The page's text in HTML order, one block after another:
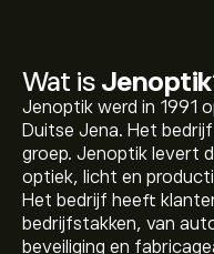
Wat is Jenoptik
Jenoptik werd in 1991
Duitse Jena. Het
groep. Jenoptik levert
optiek, licht en
Het bedrijf heeft
bedrijfstakken, van
beveiliging en